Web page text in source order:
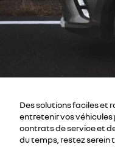
Des solutions faciles et
entretenir vos véhicules
contrats de service et
du temps, restez